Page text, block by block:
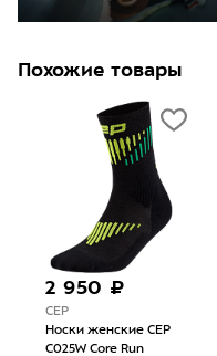
Похожие товары
2 950 ₽
CEP
Носки женские CEP
C025W Core Run